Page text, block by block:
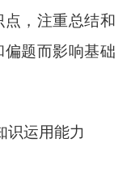
，注重总结和
题而影响基础
识运用能力